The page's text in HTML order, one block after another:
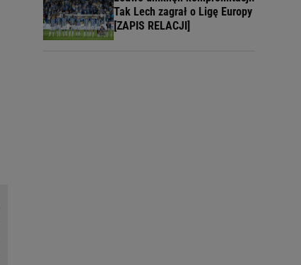
Tak Lech zagrał o Ligę Europy
[ZAPIS RELACJI]